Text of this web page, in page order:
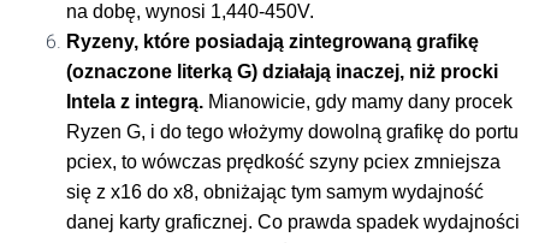
na dobę, wynosi 1,440-450V.
Ryzeny, które posiadają zintegrowaną grafikę
(oznaczone literką G) działają inaczej, niż procki
Intela z integrą. Mianowicie, gdy mamy dany procek
Ryzen G, i do tego włożymy dowolną grafikę do portu
pciex, to wówczas prędkość szyny pciex zmniejsza
się z x16 do x8, obniżając tym samym wydajność
danej karty graficznej. Co prawda spadek wydajności